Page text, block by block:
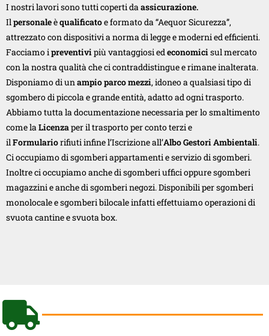
I nostri lavori sono tutti coperti daassicurazione.
Ilpersonaleèqualificatoe formato da “Aequor Sicurezza”,
attrezzato con dispositivi a norma di legge e moderni ed efficienti.
Facciamo ipreventivipiù vantaggiosi edeconomicisul mercato
con la nostra qualità che ci contraddistingue e rimane inalterata.
Disponiamo di unampio parco mezzi, idoneo a qualsiasi tipo di
sgombero di piccola e grande entità, adatto ad ogni trasporto.
Abbiamo tutta la documentazione necessaria per lo smaltimento
come laLicenzaper il trasporto per conto terzi e
ilFormulariorifiuti infine l’Iscrizione all’Albo Gestori Ambientali.
Ci occupiamo di sgomberi appartamenti e servizio di sgomberi.
Inoltre ci occupiamo anche di sgomberi uffici oppure sgomberi
magazzini e anche di sgomberi negozi. Disponibili per sgomberi
monolocale e sgomberi bilocale infatti effettuiamo operazioni di
svuota cantine e svuota box.